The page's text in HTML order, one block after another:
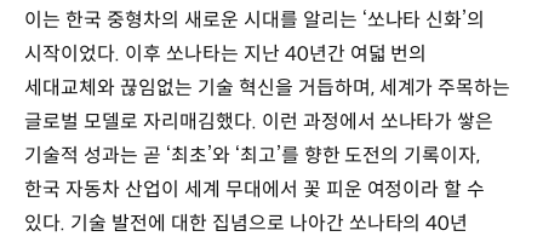
이는 한국 중형차의 새로운 시대를 알리는 ‘쏘나타 신화’의
시작이었다. 이후 쏘나타는 지난 40년간 여덟 번의
세대교체와 끊임없는 기술 혁신을 거듭하며, 세계가 주목하는
글로벌 모델로 자리매김했다. 이런 과정에서 쏘나타가 쌓은
기술적 성과는 곧 ‘최초’와 ‘최고’를 향한 도전의 기록이자,
한국 자동차 산업이 세계 무대에서 꽃 피운 여정이라 할 수
있다. 기술 발전에 대한 집념으로 나아간 쏘나타의 40년